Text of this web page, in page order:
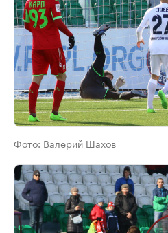
Фото: Валерий Шахов